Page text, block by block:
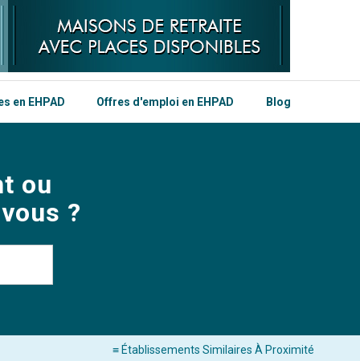
en EHPAD Offres d'emploi en EHPAD Blog
ou
?
≡ Établissements Similaires À Proximité